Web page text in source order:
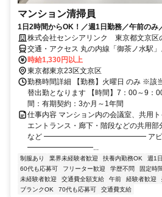
マンション清掃員
1日2時間からOK！／週1日勤務／午前のみ
株式会社センシアリンク 東京都文京区
交通・アクセス 丸の内線「御茶ノ水駅
駅」より徒歩6分
時給1,330円以上
東京都東京23区文京区
勤務時間詳細 【勤務】火曜日 のみ ※該
替出勤となります 【時間】7：00～9：
間：有期契約：3か月～1年間
仕事内容 マンション内の会議室、共用
エントランス・廊下・階段などの共用
など ━━━━━━━━━━━━━━ アピー
━━━━━━━━━...
制服あり 業界未経験者歓迎 扶養内勤務OK 週1
60代も応募可
フリーター歓迎 学歴不問 固定時
未経験者歓迎
交通費全額支給 午前 経験者歓迎
ブランクOK
70代も応募可 交通費支給